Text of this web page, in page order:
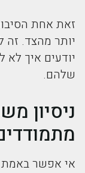
זאת אחת
יותר מהצד.
יודעים איך
שלהם.
ניסיון
אי אפשר